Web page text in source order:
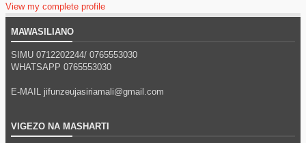
View my complete profile
MAWASILIANO
SIMU 0712202244/ 0765553030
WHATSAPP 0765553030
E-MAIL jifunzeujasiriamali@gmail.com
VIGEZO NA MASHARTI